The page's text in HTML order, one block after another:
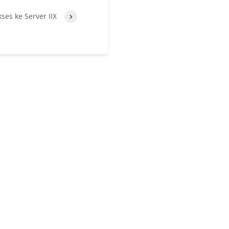
ke Server IIX